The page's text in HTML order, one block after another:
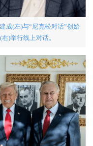
成(左)与“尼克松对话”创始
)举行线上对话。